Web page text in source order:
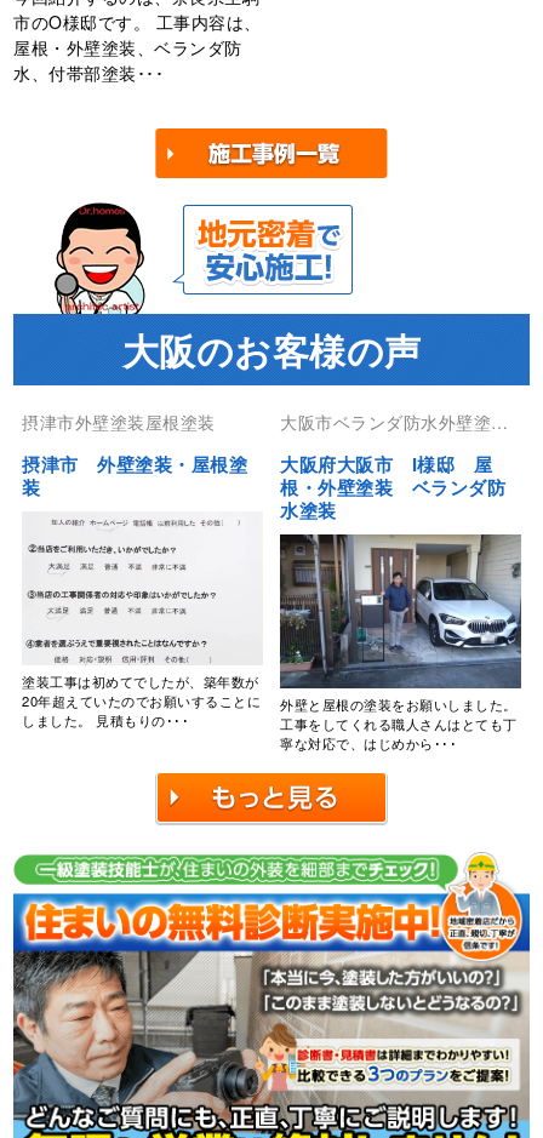
市のO様邸です。 工事内容は、
屋根・外壁塗装、ベランダ防
水、付帯部塗装･･･
大阪のお客様の声
摂津市外壁塗装屋根塗装
摂津市 外壁塗装・屋根塗
装
塗装工事は初めてでしたが、築年数が
20年超えていたのでお願いすることに
しました。 見積もりの･･･
大阪市ベランダ防水外壁塗装
大阪府大阪市 I様邸 屋
根・外壁塗装 ベランダ防
水塗装
外壁と屋根の塗装をお願いしました。
工事をしてくれる職人さんはとても丁
寧な対応で、はじめから･･･